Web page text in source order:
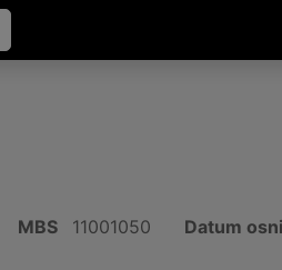
MBS 11001050 Datum